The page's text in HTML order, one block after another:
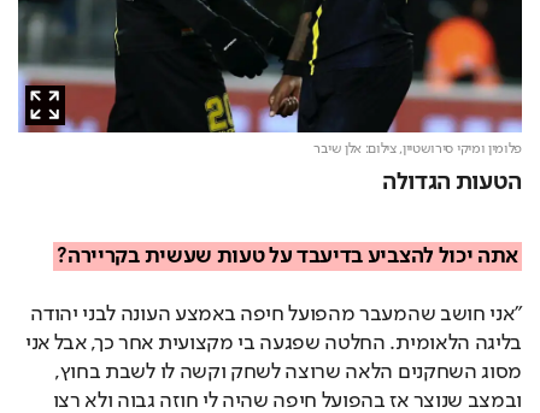
פלומין ומיקי סירושטיין,צילום: אלן שיבר
הטעות הגדולה
אתה יכול להצביע בדיעבד על טעות שעשית בקריירה?
"אני חושב שהמעבר מהפועל חיפה באמצע העונה לבני יהודה
בליגה הלאומית. החלטה שפגעה בי מקצועית אחר כך, אבל אני
מסוג השחקנים הלאה שרוצה לשחק וקשה לו לשבת בחוץ,
ובמצב שנוצר אז בהפועל חיפה שהיה לי חוזה גבוה ולא רצו